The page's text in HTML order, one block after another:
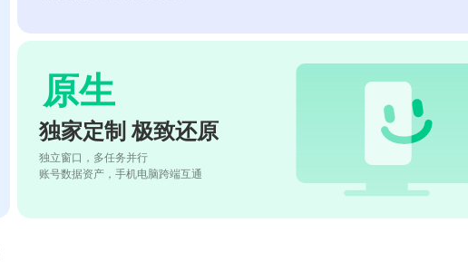
原生
独家定制 极致还原
独立窗口，多任务并行
账号数据资产，手机电脑跨端互通